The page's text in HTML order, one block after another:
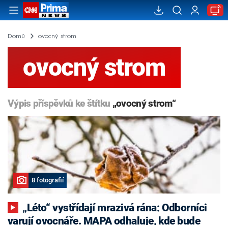
Domů ovocný strom
ovocný strom
Výpis příspěvků ke štítku „ovocný strom“
8 fotografií
varují ovocnáře. MAPA odhaluje, kde bude